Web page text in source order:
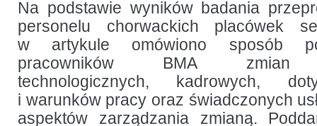
Na podstawie wyników badania
personelu chorwackich placówek
w artykule omówiono sposób
pracowników BMA zmian
technologicznych, kadrowych,
i warunków pracy oraz świadczonych
aspektów zarządzania zmianą.